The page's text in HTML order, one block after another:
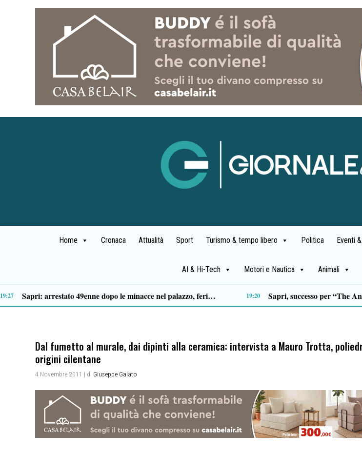
Home Cronaca Attualità Sport Turismo & tempo libero Politica Eventi
AI & Hi-Tech Motori e Nautica Animali
Tragico incidente sulla Cilentana: muore motociclista di 37 anni 13:20 Sette italiani su dieci preferiscono le destinazioni nazionali per le vacanze di agosto 12:59
Dal fumetto al murale, dai dipinti alla ceramica: intervista a Mauro Trotta,
origini cilentane
4 Novembre 2011 | di Giuseppe Galato